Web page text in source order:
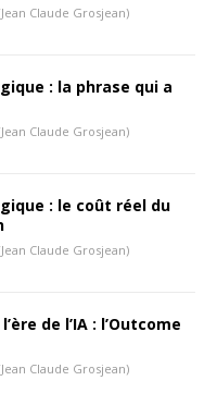
Claude Grosjean)
: la phrase qui a
Claude Grosjean)
: le coût réel du
Claude Grosjean)
de l’IA : l’Outcome
Claude Grosjean)